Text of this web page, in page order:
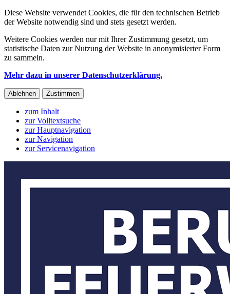
Diese Website verwendet Cookies, die für den technischen Betrieb
der Website notwendig sind und stets gesetzt werden.
Weitere Cookies werden nur mit Ihrer Zustimmung gesetzt, um
statistische Daten zur Nutzung der Website in anonymisierter Form
zu sammeln.
Mehr dazu in unserer Datenschutzerklärung.
Ablehnen Zustimmen
zum Inhalt
zur Volltextsuche
zur Hauptnavigation
zur Navigation
zur Servicenavigation